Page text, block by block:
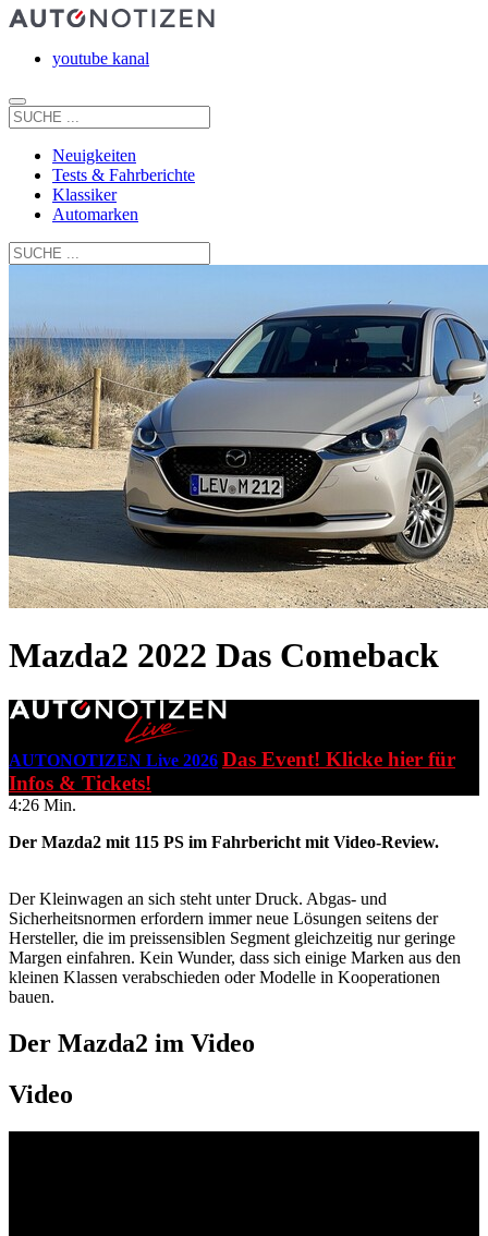
youtube kanal
Neuigkeiten
Tests & Fahrberichte
Klassiker
Automarken
Mazda2 2022 Das Comeback
AUTONOTIZEN Live 2026 Das Event! Klicke hier für
Infos & Tickets!
4:26 Min.
Der Mazda2 mit 115 PS im Fahrbericht mit Video-Review.
Der Kleinwagen an sich steht unter Druck. Abgas- und
Sicherheitsnormen erfordern immer neue Lösungen seitens der
Hersteller, die im preissensiblen Segment gleichzeitig nur geringe
Margen einfahren. Kein Wunder, dass sich einige Marken aus den
kleinen Klassen verabschieden oder Modelle in Kooperationen
bauen.
Der Mazda2 im Video
Video